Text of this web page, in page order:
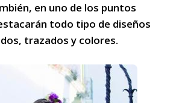
en uno de los puntos
todo tipo de diseños
trazados y colores.